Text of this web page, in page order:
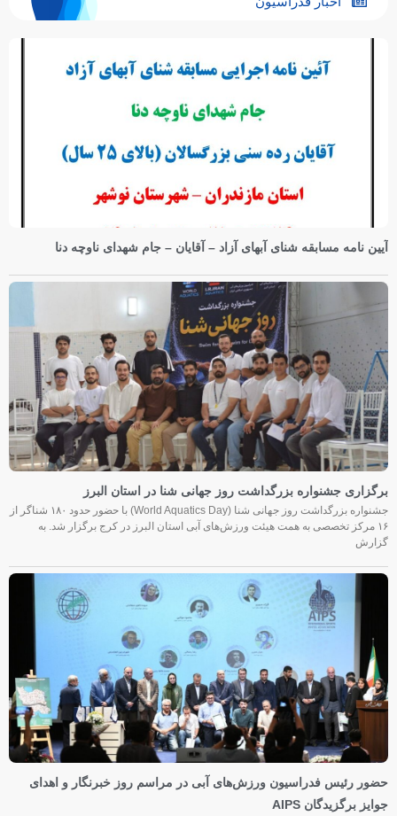
آیین نامه مسابقه شنای آبهای آزاد – آقایان – جام شهدای ناوچه دنا
برگزاری جشنواره بزرگداشت روز جهانی شنا در استان البرز
جشنواره بزرگداشت روز جهانی شنا (World Aquatics Day) با حضور حدود ۱۸۰ شناگر از
۱۶ مرکز تخصصی به همت هیئت ورزش‌های آبی استان البرز در کرج برگزار شد. به
گزارش
حضور رئیس فدراسیون ورزش‌های آبی در مراسم روز خبرنگار و اهدای
جوایز برگزیدگان AIPS